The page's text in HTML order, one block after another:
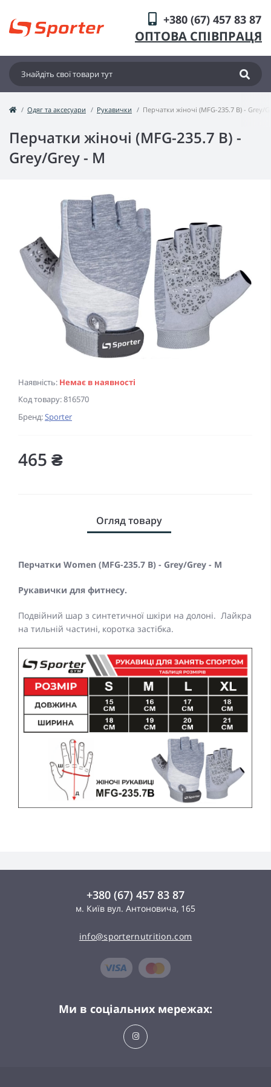
+380 (67) 457 83 87
ОПТОВА СПІВПРАЦЯ
Одяг та аксесуари Рукавички Перчатки жіночі (MFG-235.7 B) - Grey/
Перчатки жіночі (MFG-235.7 B) -
Grey/Grey - M
Наявність: Немає в наявності
Код товару:816570
Бренд:Sporter
465 ₴
Огляд товару
Перчатки Women (MFG-235.7 B) - Grey/Grey - M
Рукавички для фитнесу.
Подвійний шар з синтетичної шкіри на долоні. Лайкра
на тильній частині, коротка застібка.
+380 (67) 457 83 87
м. Київ вул. Антоновича, 165
info@sporternutrition.com
Ми в соціальних мережах: